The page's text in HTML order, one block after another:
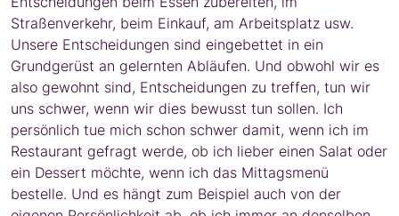
Straßenverkehr, beim Einkauf, am Arbeitsplatz usw.
Unsere Entscheidungen sind eingebettet in ein
Grundgerüst an gelernten Abläufen. Und obwohl wir es
also gewohnt sind, Entscheidungen zu treffen, tun wir
uns schwer, wenn wir dies bewusst tun sollen. Ich
persönlich tue mich schon schwer damit, wenn ich im
Restaurant gefragt werde, ob ich lieber einen Salat oder
ein Dessert möchte, wenn ich das Mittagsmenü
bestelle. Und es hängt zum Beispiel auch von der